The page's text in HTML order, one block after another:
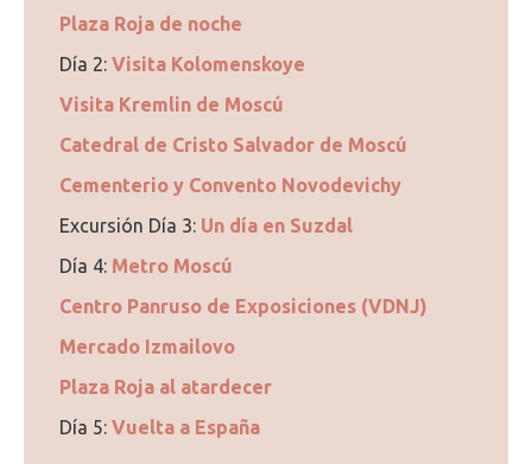
Plaza Roja de noche
Día 2: Visita Kolomenskoye
Visita Kremlin de Moscú
Catedral de Cristo Salvador de Moscú
Cementerio y Convento Novodevichy
Excursión Día 3: Un día en Suzdal
Día 4: Metro Moscú
Centro Panruso de Exposiciones (VDNJ)
Mercado Izmailovo
Plaza Roja al atardecer
Día 5: Vuelta a España